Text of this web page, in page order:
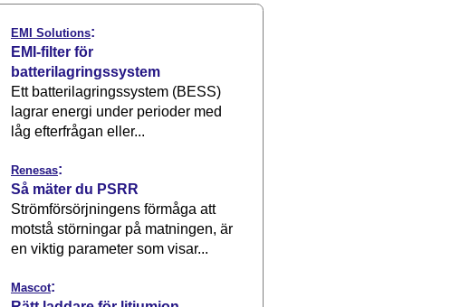
EMI Solutions:
EMI-filter för
batterilagringssystem
Ett batterilagringssystem (BESS)
lagrar energi under perioder med
låg efterfrågan eller...
Renesas:
Så mäter du PSRR
Strömförsörjningens förmåga att
motstå störningar på matningen, är
en viktig parameter som visar...
Mascot: